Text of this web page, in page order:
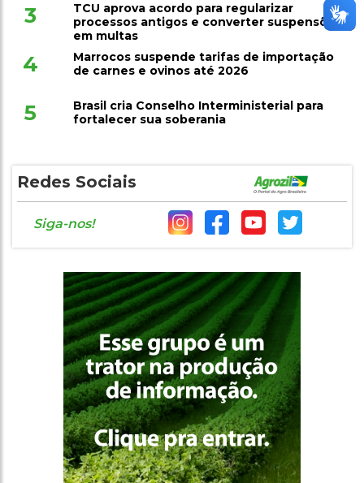
3
TCU aprova acordo para regularizar
processos antigos e converter suspensões
em multas
4
Marrocos suspende tarifas de importação
de carnes e ovinos até 2026
5
Brasil cria Conselho Interministerial para
fortalecer sua soberania
Redes Sociais
Siga-nos!